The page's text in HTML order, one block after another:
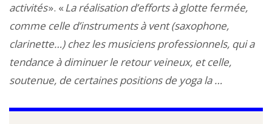
activités». «La réalisation d’efforts à glotte fermée,
comme celle d’instruments à vent (saxophone,
clarinette…) chez les musiciens professionnels, qui a
tendance à diminuer le retour veineux, et celle,
soutenue, de certaines positions de yoga la …